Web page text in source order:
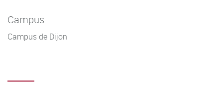
Campus
Campus de Dijon